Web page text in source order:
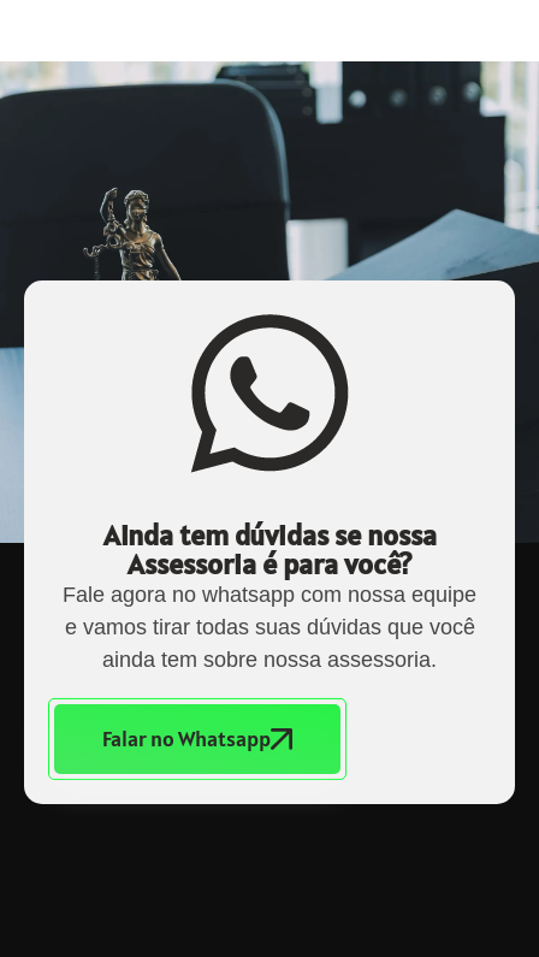
Ainda tem dúvidas se nossa
Assessoria é para você?
Fale agora no whatsapp com nossa equipe
e vamos tirar todas suas dúvidas que você
ainda tem sobre nossa assessoria.
Falar no Whatsapp